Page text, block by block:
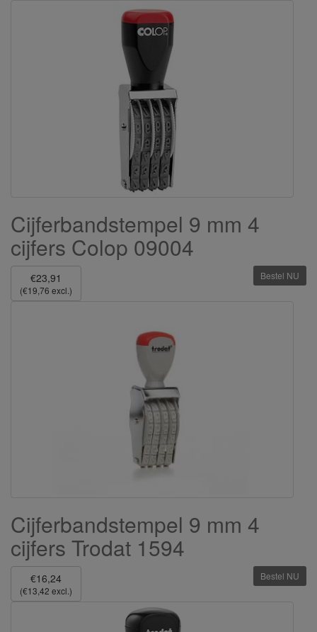
Cijferbandstempel 9 mm 4
cijfers Colop 09004
€23,91
(€19,76 excl.)
Bestel NU
Cijferbandstempel 9 mm 4
cijfers Trodat 1594
€16,24
(€13,42 excl.)
Bestel NU